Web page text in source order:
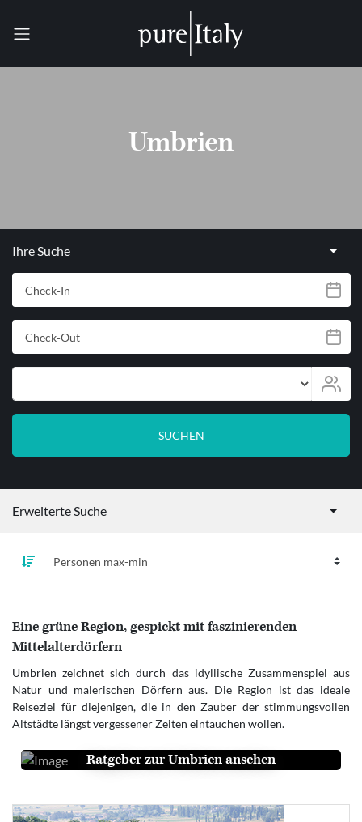
Umbrien
Ihre Suche
SUCHEN
Erweiterte Suche
Eine grüne Region, gespickt mit faszinierenden
Mittelalterdörfern
Umbrien zeichnet sich durch das idyllische Zusammenspiel aus
Natur und malerischen Dörfern aus. Die Region ist das ideale
Reiseziel für diejenigen, die in den Zauber der stimmungsvollen
Altstädte längst vergessener Zeiten eintauchen wollen.
Ratgeber zur Umbrien ansehen